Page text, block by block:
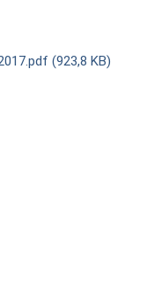
(923,8 KB)